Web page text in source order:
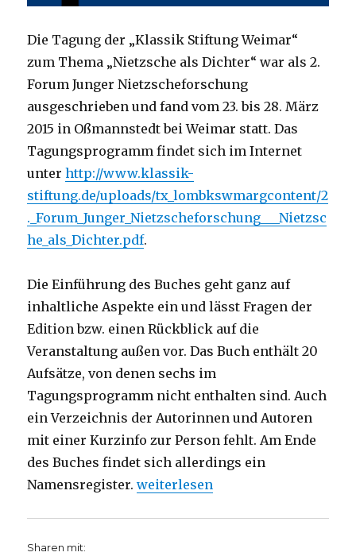
Die Tagung der „Klassik Stiftung Weimar“
zum Thema „Nietzsche als Dichter“ war als 2.
Forum Junger Nietzscheforschung
ausgeschrieben und fand vom 23. bis 28. März
2015 in Oßmannstedt bei Weimar statt. Das
Tagungsprogramm findet sich im Internet
unterhttp://www.klassik-
stiftung.de/uploads/tx_lombkswmargcontent/2
._Forum_Junger_Nietzscheforschung___Nietzsc
he_als_Dichter.pdf.
Die Einführung des Buches geht ganz auf
inhaltliche Aspekte ein und lässt Fragen der
Edition bzw. einen Rückblick auf die
Veranstaltung außen vor. Das Buch enthält 20
Aufsätze, von denen sechs im
Tagungsprogramm nicht enthalten sind. Auch
ein Verzeichnis der Autorinnen und Autoren
mit einer Kurzinfo zur Person fehlt. Am Ende
des Buches findet sich allerdings ein
Namensregister.„Als Dichter nur Narren?
weiterlesen
Sharen mit: